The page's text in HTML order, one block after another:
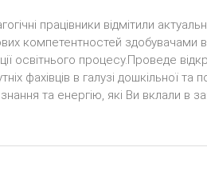
працівники відмітили
компетентностей здобувачами
освітнього процесу.Проведе
фахівців в галузі дошкільної та
та енергію, які Ви вклали в